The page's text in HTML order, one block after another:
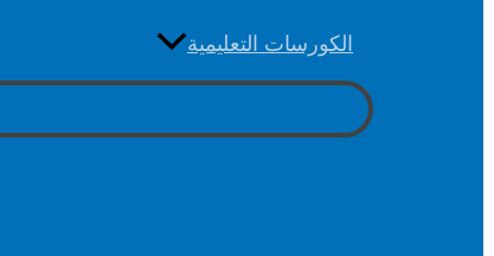
الكورسات التعليمية